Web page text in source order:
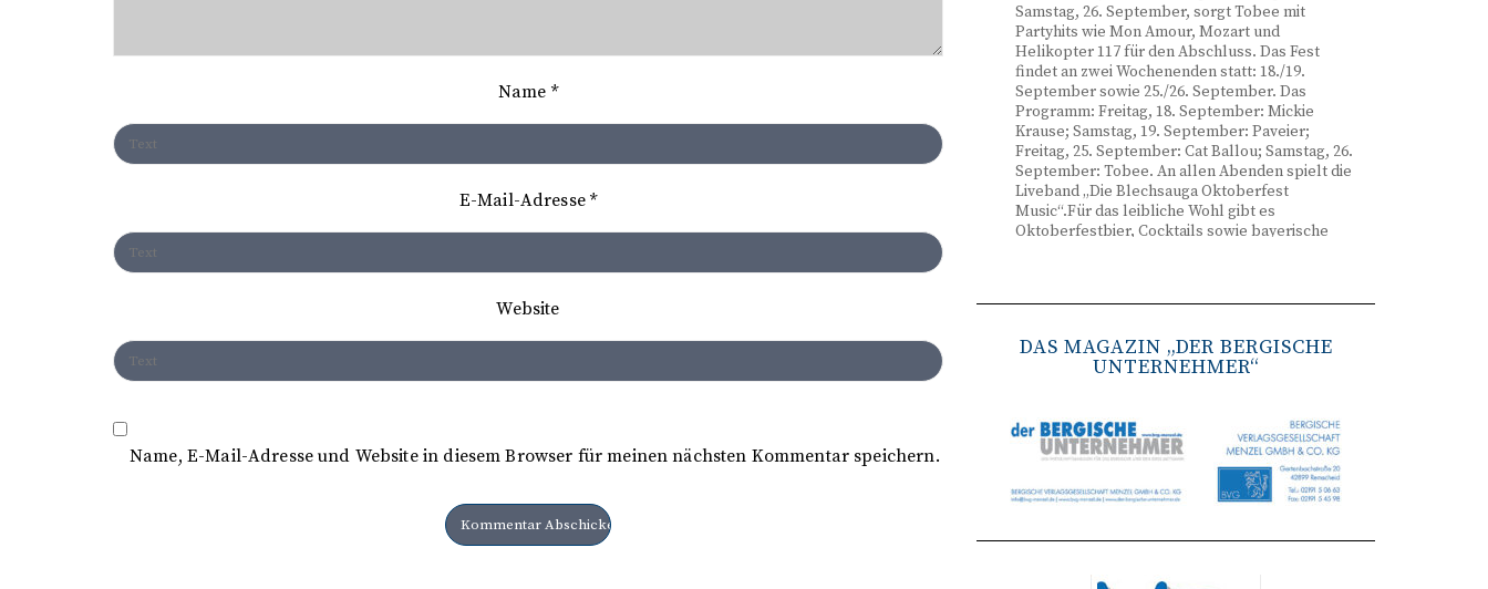
i
a
o
Name *
E-Mail-Adresse*
Website
Name, E-Mail-Adresse und Website in diesem Browser für meinen nächsten Kommentar speichern.
Samstag, 26. September, sorgt Tobee mit
Partyhits wie Mon Amour, Mozart und
Helikopter 117 für den Abschluss. Das Fest
findet an zwei Wochenenden statt: 18./19.
September sowie 25./26. September. Das
Programm: Freitag, 18. September: Mickie
Krause; Samstag, 19. September: Paveier;
Freitag, 25. September: Cat Ballou; Samstag, 26.
September: Tobee. An allen Abenden spielt die
Liveband „Die Blechsauga Oktoberfest
Music“.Für das leibliche Wohl gibt es
Oktoberfestbier, Cocktails sowie bayerische
www.bergisches-oktoberfest.de sowie über die
Remscheid stärkt Krisenvorsorge
Remscheid trainieren Krisenstabsarbeit am
Institut der Feuerwehr NRW in Münster.
Wie funktioniert die Zusammenarbeit im
Krisenfall? Welche Entscheidungen müssen
unter Zeitdruck getroffen werden? Und wie
bestmöglich geschützt werden? Mit diesen und
Mitarbeitende der Stadt Remscheid Ende Juni in
DAS MAGAZIN „DER BERGISCHE
UNTERNEHMER“